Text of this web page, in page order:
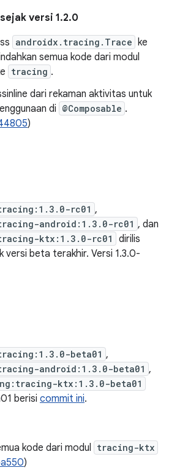
versi 1.2.0
androidx.tracing.Trace ke
semua kode dari modul
tracing .
dari rekaman aktivitas untuk
di @Composable .
)
rc01 ,
android:1.3.0-rc01 , dan
ktx:1.3.0-rc01
dirilis
versi beta terakhir. Versi 1.3.0-
beta01 ,
android:1.3.0-beta01 ,
ktx:1.3.0-beta01
berisi commit ini.
kode dari modul tracing-ktx
)